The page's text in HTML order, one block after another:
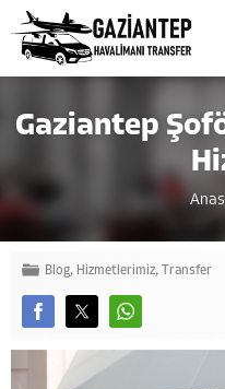
Gaziantep
Blog, Hizmetlerimiz, Transfer